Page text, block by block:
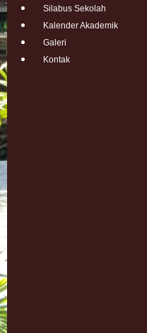
Silabus Sekolah
Kalender Akademik
Galeri
Kontak